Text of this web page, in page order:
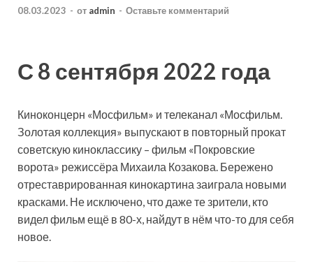
08.03.2023 - от admin - Оставьте комментарий
С 8 сентября 2022 года
Киноконцерн «Мосфильм» и телеканал «Мосфильм.
Золотая коллекция» выпускают в повторный прокат
советскую киноклассику – фильм «Покровские
ворота» режиссёра Михаила Козакова. Бережено
отреставрированная кинокартина заиграла новыми
красками. Не исключено, что даже те зрители, кто
видел фильм ещё в 80-х, найдут в нём что-то для себя
новое.